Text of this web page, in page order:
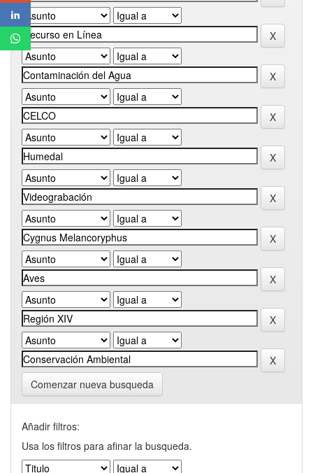
Comenzar nueva busqueda
Añadir filtros:
Usa los filtros para afinar la busqueda.